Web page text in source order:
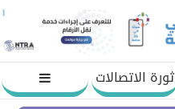
ثورة الاتصالات